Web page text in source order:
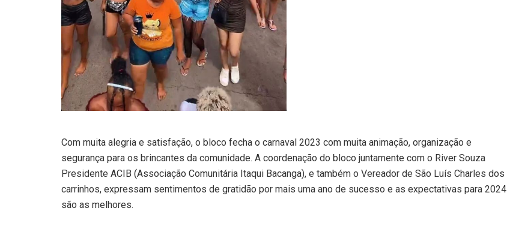
Com muita alegria e satisfação, o bloco fecha o carnaval 2023 com muita animação, organização e
segurança para os brincantes da comunidade. A coordenação do bloco juntamente com o River Souza
Presidente ACIB (Associação Comunitária Itaqui Bacanga), e também o Vereador de São Luís Charles dos
carrinhos, expressam sentimentos de gratidão por mais uma ano de sucesso e as expectativas para 2024
são as melhores.